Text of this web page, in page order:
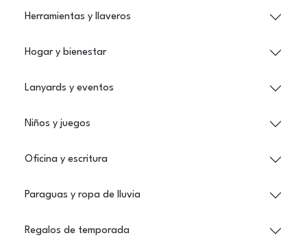
Herramientas y llaveros
Hogar y bienestar
Lanyards y eventos
Niños y juegos
Oficina y escritura
Paraguas y ropa de lluvia
Regalos de temporada